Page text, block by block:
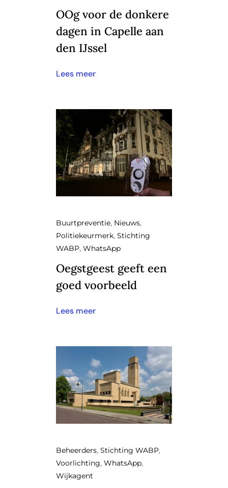
OOg voor de donkere
dagen in Capelle aan
den IJssel
Lees meer
Buurtpreventie, Nieuws,
Politiekeurmerk, Stichting
WABP, WhatsApp
Oegstgeest geeft een
goed voorbeeld
Lees meer
Beheerders, Stichting WABP,
Voorlichting, WhatsApp,
Wijkagent